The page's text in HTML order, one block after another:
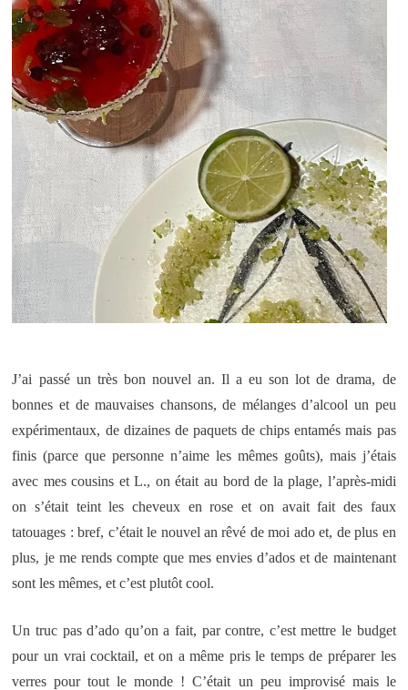
J’ai passé un très bon nouvel an. Il a eu son lot de drama, de
bonnes et de mauvaises chansons, de mélanges d’alcool un peu
expérimentaux, de dizaines de paquets de chips entamés mais pas
finis (parce que personne n’aime les mêmes goûts), mais j’étais
avec mes cousins et L., on était au bord de la plage, l’après-midi
on s’était teint les cheveux en rose et on avait fait des faux
tatouages : bref, c’était le nouvel an rêvé de moi ado et, de plus en
plus, je me rends compte que mes envies d’ados et de maintenant
sont les mêmes, et c’est plutôt cool.
Un truc pas d’ado qu’on a fait, par contre, c’est mettre le budget
pour un vrai cocktail, et on a même pris le temps de préparer les
verres pour tout le monde ! C’était un peu improvisé mais le